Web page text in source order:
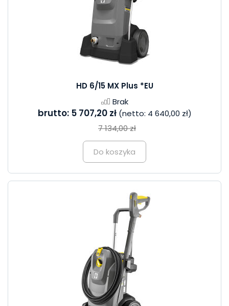
HD 6/15 MX Plus *EU
Brak
brutto: 5 707,20 zł (netto: 4 640,00 zł)
7 134,00 zł
Do koszyka